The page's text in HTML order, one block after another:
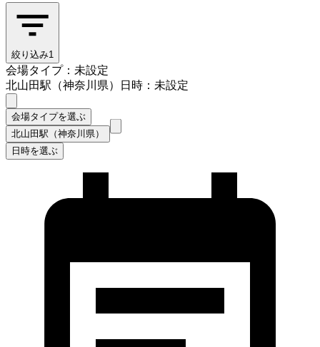
絞り込み1
会場タイプ：未設定
北山田駅（神奈川県）
日時：未設定
会場タイプを選ぶ
北山田駅（神奈川県）
日時を選ぶ